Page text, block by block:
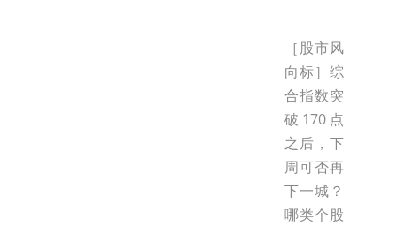
［股市风
向标］综
合指数突
破170点
之后，下
周可否再
下一城？
哪类个股